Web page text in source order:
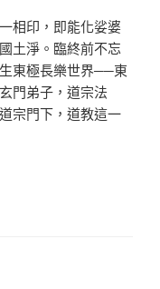
相印，即能化娑婆
土淨。臨終前不忘
東極長樂世界──東
門弟子，道宗法
宗門下，道教這一